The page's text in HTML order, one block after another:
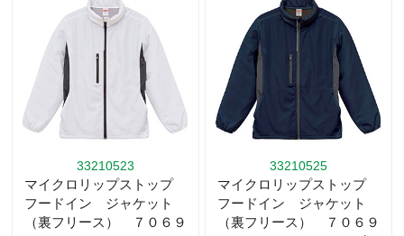
33210523
マイクロリップストップ
フードイン ジャケット
（裏フリース） ７０６９
33210525
マイクロリップストップ
フードイン ジャケット
（裏フリース） ７０６９